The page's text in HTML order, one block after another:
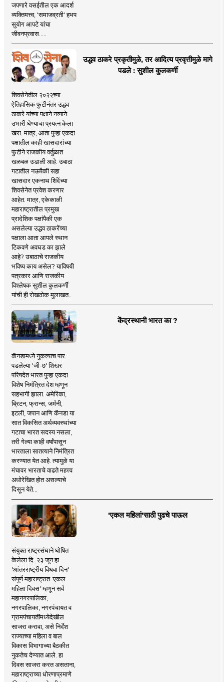
जपणारे वसईतील एक आदर्श
व्यक्तिमत्त्व, 'समाजव्रती' हभप
सुयोग आपटे यांचा
जीवनप्रवास.....
उद्धव ठाकरे प्रकृतीमुळे, तर आदित्य प्रवृत्तीमुळे मागे
पडले : सुशील कुलकर्णी
शिवसेनेतील २०२२च्या
ऐतिहासिक फुटीनंतर उद्धव
ठाकरे यांच्या पक्षाने नव्याने
उभारी घेण्याचा प्रयत्न केला
खरा. मात्र, आता पुन्हा एकदा
पक्षातील काही खासदारांच्या
फुटीने राजकीय वर्तुळात
खळबळ उडाली आहे. उबाठा
गटातील नऊपैकी सहा
खासदार एकनाथ शिंदेंच्या
शिवसेनेत प्रवेश करणार
आहेत. मात्र, एकेकाळी
महाराष्ट्रातील प्रमुख
प्रादेशिक पक्षांपैकी एक
असलेल्या उद्धव ठाकरेंच्या
पक्षाला आता आपले स्थान
टिकवणे अवघड का झाले
आहे? उबाठाचे राजकीय
भविष्य काय असेल? याविषयी
पत्रकार आणि राजकीय
विश्लेषक सुशील कुलकर्णी
यांची ही रोखठोक मुलाखत..
केंद्रस्थानी भारत का ?
कॅनडामध्ये नुकत्याच पार
पडलेल्या 'जी-७' शिखर
परिषदेत भारत पुन्हा एकदा
विशेष निमंत्रित देश म्हणून
सहभागी झाला. अमेरिका,
ब्रिटन, फ्रान्स, जर्मनी,
इटली, जपान आणि कॅनडा या
सात विकसित अर्थव्यवस्थांच्या
गटाचा भारत सदस्य नसला,
तरी गेल्या काही वर्षांपासून
भारताला सातत्याने निमंत्रित
करण्यात येत आहे. त्यामुळे या
मंचावर भारताचे वाढते महत्त्व
अधोरेखित होत असल्याचे
दिसून येते...
'एकल महिलां'साठी पुढचे पाऊल
संयुक्त राष्ट्रसंघाने घोषित
केलेला दि. २३ जून हा
'आंतरराष्ट्रीय विधवा दिन'
संपूर्ण महाराष्ट्रात 'एकल
महिला दिवस' म्हणून सर्व
महानगरपालिका,
नगरपालिका, नगरपंचायत व
ग्रामपंचायतींमध्येदेखील
साजरा करावा, असे निर्देश
राज्याच्या महिला व बाल
विकास विभागाच्या बैठकीत
नुकतेच देण्यात आले. हा
दिवस साजरा करत असताना,
महाराष्ट्राच्या धोरणाप्रमाणे